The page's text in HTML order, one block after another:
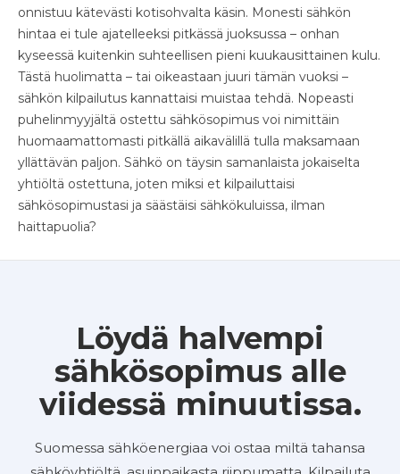
onnistuu kätevästi kotisohvalta käsin. Monesti sähkön
hintaa ei tule ajatelleeksi pitkässä juoksussa – onhan
kyseessä kuitenkin suhteellisen pieni kuukausittainen kulu.
Tästä huolimatta – tai oikeastaan juuri tämän vuoksi –
sähkön kilpailutus kannattaisi muistaa tehdä. Nopeasti
puhelinmyyjältä ostettu sähkösopimus voi nimittäin
huomaamattomasti pitkällä aikavälillä tulla maksamaan
yllättävän paljon. Sähkö on täysin samanlaista jokaiselta
yhtiöltä ostettuna, joten miksi et kilpailuttaisi
sähkösopimustasi ja säästäisi sähkökuluissa, ilman
haittapuolia?
Löydä halvempi
sähkösopimus alle
viidessä minuutissa.
Suomessa sähköenergiaa voi ostaa miltä tahansa